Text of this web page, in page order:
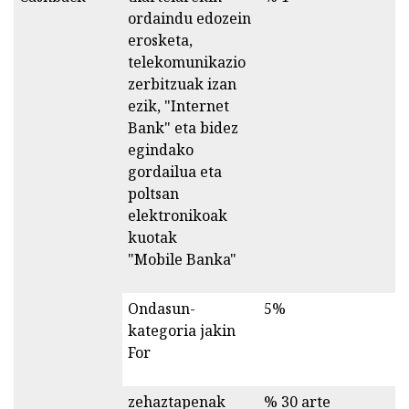
ordaindu edozein
erosketa,
telekomunikazio
zerbitzuak izan
ezik, "Internet
Bank" eta bidez
egindako
gordailua eta
poltsan
elektronikoak
kuotak
"Mobile Banka"
Ondasun-
kategoria jakin
For
5%
zehaztapenak % 30 arte